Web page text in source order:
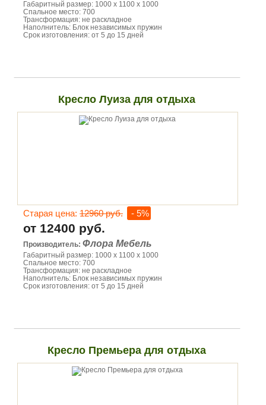
Габаритный размер: 1000 х 1100 х 1000
Спальное место: 700
Трансформация: не раскладное
Наполнитель: Блок независимых пружин
Срок изготовления: от 5 до 15 дней
Кресло Луиза для отдыха
Старая цена: 12960 руб. - 5%
от 12400 руб.
Производитель: Флора Мебель
Габаритный размер: 1000 х 1100 х 1000
Спальное место: 700
Трансформация: не раскладное
Наполнитель: Блок независимых пружин
Срок изготовления: от 5 до 15 дней
Кресло Премьера для отдыха